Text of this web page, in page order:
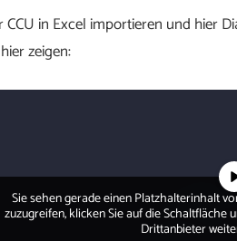
CCU in Excel importieren und hier
zeigen:
Sie sehen gerade einen Platzhalterinhalt
zuzugreifen, klicken Sie auf die Schaltfläche
Drittanbieter